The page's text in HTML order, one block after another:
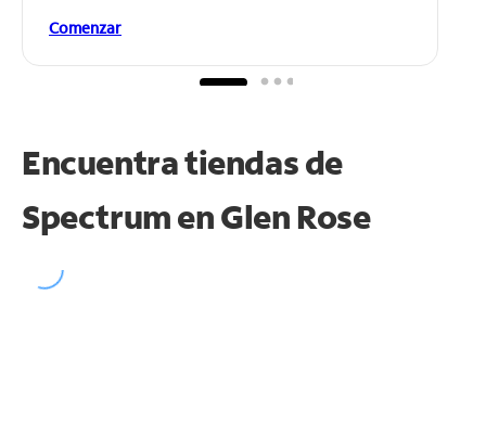
Comenzar
Encuentra tiendas de
Spectrum enGlen Rose